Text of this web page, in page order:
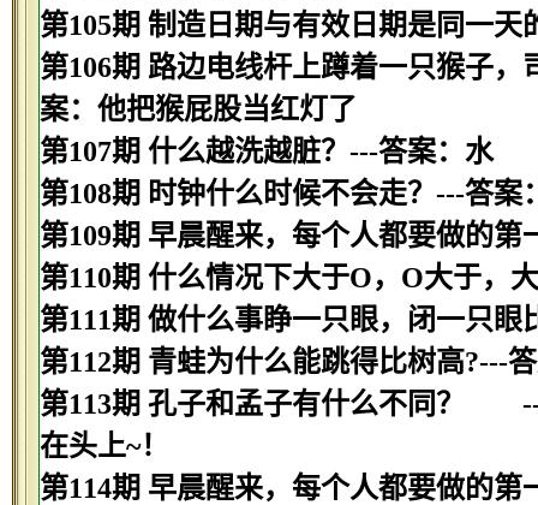
第105期 制造日期与有效日期是同一
第106期 路边电线杆上蹲着一只猴子
案：他把猴屁股当红灯了
第107期 什么越洗越脏？---答案：水
第108期 时钟什么时候不会走？---答案
第109期 早晨醒来，每个人都要做的
第110期 什么情况下大于O，O大于，
第111期 做什么事睁一只眼，闭一只眼
第112期 青蛙为什么能跳得比树高?---
第113期 孔子和孟子有什么不同？
在头上~！
第114期 早晨醒来，每个人都要做的